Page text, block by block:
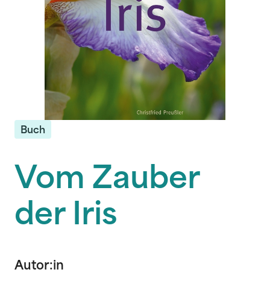
Buch
Vom Zauber
der Iris
Autor:in